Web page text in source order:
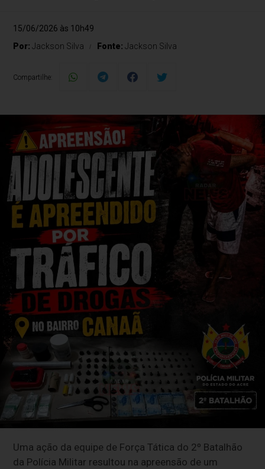
15/06/2026 às 10h49
Por:Jackson Silva Fonte:Jackson Silva
Compartilhe:
Uma ação da equipe de Força Tática do 2º Batalhão
da Polícia Militar resultou na apreensão de um